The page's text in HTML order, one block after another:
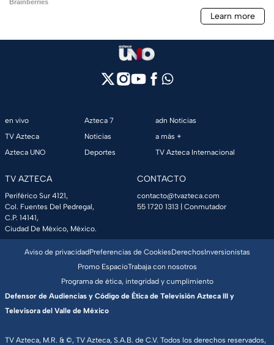
en vivo
TV Azteca
Azteca UNO
Azteca 7
Noticias
Deportes
adn Noticias
a más +
TV Azteca Internacional
TV AZTECA
Periférico Sur 4121,
Col. Fuentes Del Pedregal,
C.P. 14141,
Ciudad De México, México.
CONTACTO
contacto@tvazteca.com
55 1720 1313 | Conmutador
TV Azteca, M.R. & ©, TV Azteca, S.A.B. de C.V. Todos los derechos reservados,
Aviso de privacidadPreferencias de CookiesDerechosInversionistas
Promo EspacioTrabaja con nosotros
Programa de ética, integridad y cumplimiento
Defensor de Audiencias y Código de Ética de Televisión Azteca III y
Televisora del Valle de México